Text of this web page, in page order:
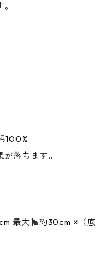
100%
落ちます。
最大幅約30cm ×（底